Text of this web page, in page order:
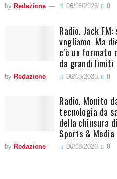
by Redazione 06/08/2026 0
Radio. Jack
vogliamo. Ma
c’è un formato
da grandi limiti
by Redazione 06/08/2026 0
Radio. Monito
tecnologia da
della chiusura
Sports & Media
by Redazione 06/08/2026 0